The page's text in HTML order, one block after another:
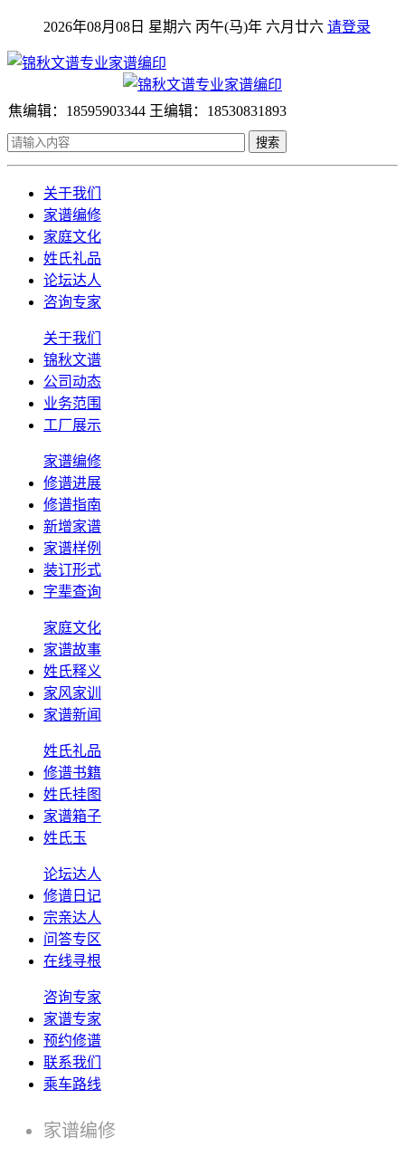
2026年08月08日 星期六 丙午(马)年 六月廿六 请登录
焦编辑：18595903344 王编辑：18530831893
搜索
关于我们
家谱编修
家庭文化
姓氏礼品
论坛达人
咨询专家
关于我们
锦秋文谱
公司动态
业务范围
工厂展示
家谱编修
修谱进展
修谱指南
新增家谱
家谱样例
装订形式
字辈查询
家庭文化
家谱故事
姓氏释义
家风家训
家谱新闻
姓氏礼品
修谱书籍
姓氏挂图
家谱箱子
姓氏玉
论坛达人
修谱日记
宗亲达人
问答专区
在线寻根
咨询专家
家谱专家
预约修谱
联系我们
乘车路线
家谱编修